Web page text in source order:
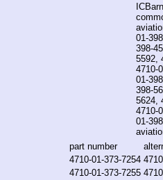
01-
398-
5592,
4710-
01-
398-
5624,
4710-
01-
part number
4710-01-373-7254
4710-01-373-7255